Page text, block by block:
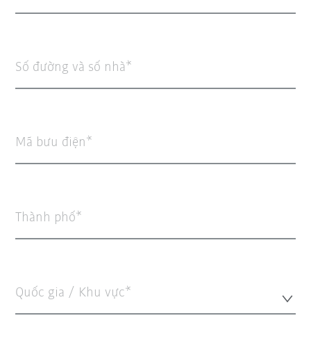
Số đường và số nhà
Mã bưu điện
Thành phố
Quốc gia / Khu vực*